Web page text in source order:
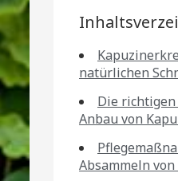
natürlichen
Die
Anbau von
Absammeln von